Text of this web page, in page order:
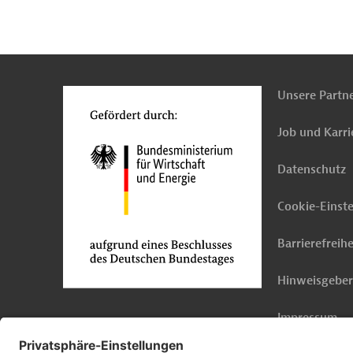
Unsere
Job und
Datenschutz
Cookie-
Impressum